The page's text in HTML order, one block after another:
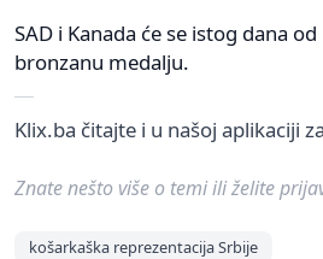
SAD i Kanada će se istog dana
bronzanu medalju.
Klix.ba čitajte i u našoj aplikaciji za
Znate nešto više o temi ili želite
košarkaška reprezentacija Srbije